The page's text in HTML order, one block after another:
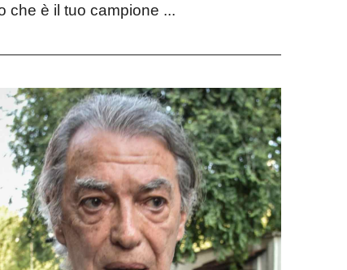
che è il tuo campione ...